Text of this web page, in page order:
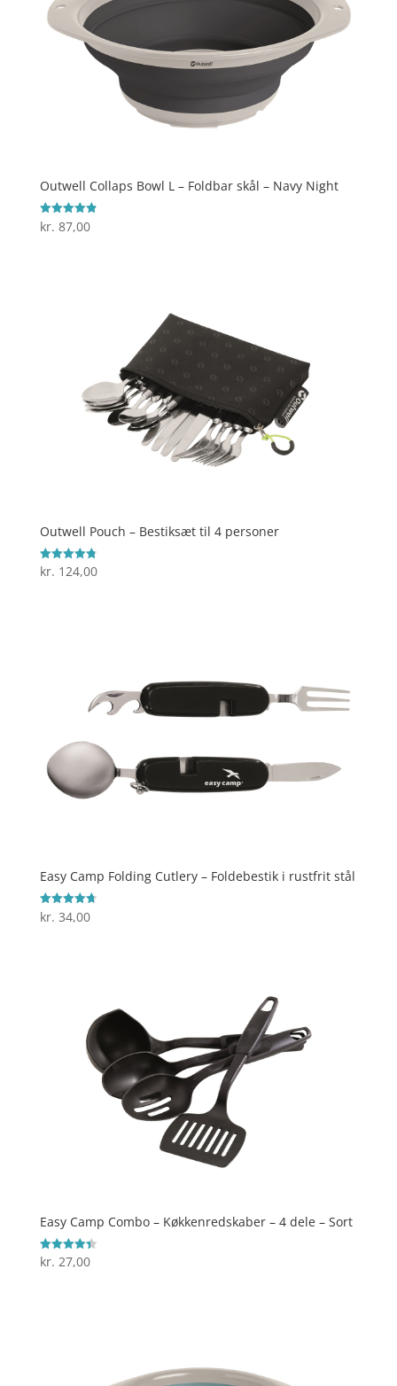
Outwell Collaps Bowl L – Foldbar skål – Navy Night
Vurderet
4.9
kr. 87,00
Outwell Pouch – Bestiksæt til 4 personer
Vurderet
4.8
kr. 124,00
Easy Camp Folding Cutlery – Foldebestik i rustfrit stål
Vurderet
4.7
kr. 34,00
Easy Camp Combo – Køkkenredskaber – 4 dele – Sort
Vurderet
4.4
kr. 27,00